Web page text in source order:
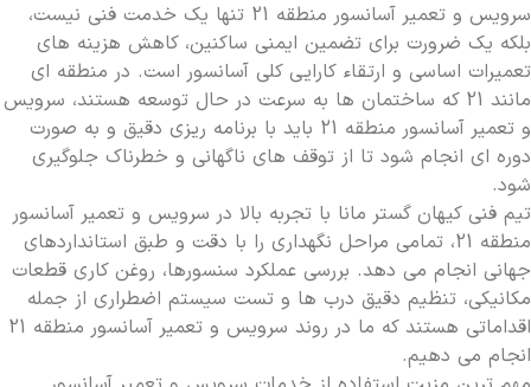
سرویس و تعمیر آسانسور منطقه 21 تنها یک خدمت فنی نیست،
بلکه یک ضرورت برای تضمین ایمنی ساکنین، کاهش هزینه های
تعمیرات اساسی و ارتقاء کارایی کلی آسانسور است. در منطقه ای
مانند 21 که ساختمان ها به سرعت در حال توسعه هستند، سرویس
و تعمیر آسانسور منطقه 21 باید با برنامه ریزی دقیق و به صورت
دوره ای انجام شود تا از توقف های ناگهانی و خطرناک جلوگیری
شود.
تیم فنی کیهان گستر مانا با تجربه بالا در سرویس و تعمیر آسانسور
منطقه 21، تمامی مراحل نگهداری را با دقت و طبق استانداردهای
جهانی انجام می دهد. بررسی عملکرد سنسورها، روغن کاری قطعات
مکانیکی، تنظیم دقیق درب ها و تست سیستم اضطراری از جمله
اقداماتی هستند که ما در روند سرویس و تعمیر آسانسور منطقه 21
انجام می دهیم.